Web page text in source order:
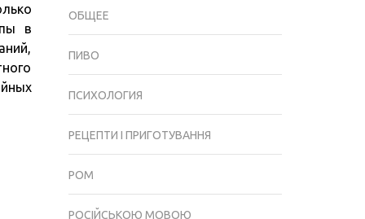
в
ОБЩЕЕ
ПИВО
ПСИХОЛОГИЯ
РЕЦЕПТИ І ПРИГОТУВАННЯ
РОМ
РОСІЙСЬКОЮ МОВОЮ